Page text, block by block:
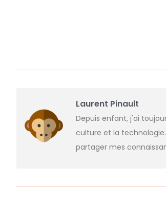
Laurent Pinault
Depuis enfant, j'ai
culture et la
partager mes